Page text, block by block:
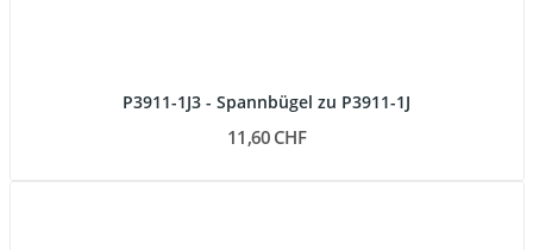
P3911-1J3 - Spannbügel zu P3911-1J
11,60 CHF